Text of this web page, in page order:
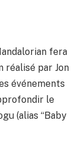
fera
réalisé par Jon
événements
le
(alias “Baby